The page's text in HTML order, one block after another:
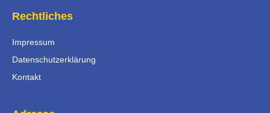
Rechtliches
Impressum
Datenschutzerklärung
Kontakt